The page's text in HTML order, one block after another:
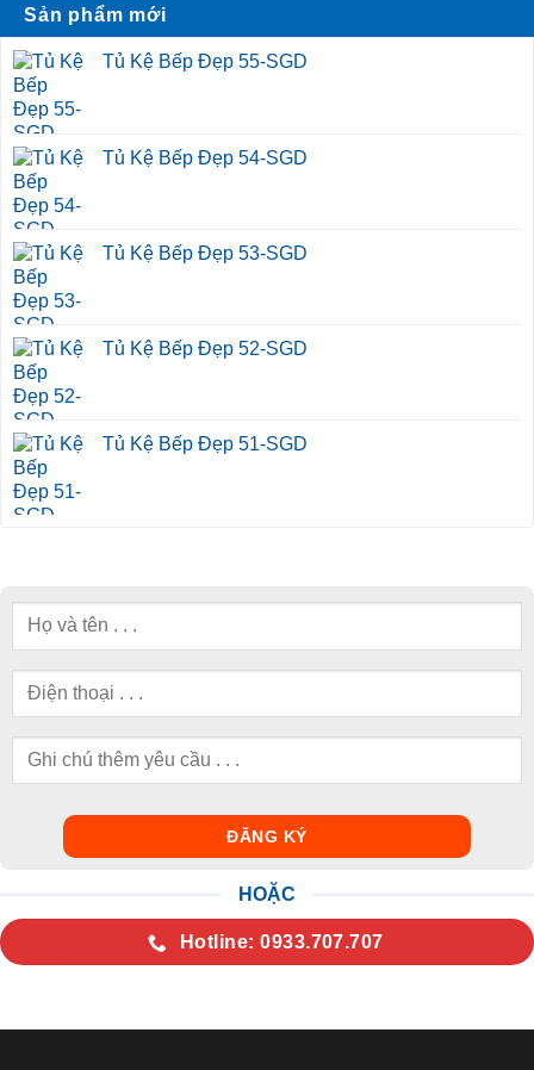
Sản phẩm mới
Tủ Kệ Bếp Đẹp 55-SGD
Tủ Kệ Bếp Đẹp 54-SGD
Tủ Kệ Bếp Đẹp 53-SGD
Tủ Kệ Bếp Đẹp 52-SGD
Tủ Kệ Bếp Đẹp 51-SGD
HOẶC
Hotline: 0933.707.707